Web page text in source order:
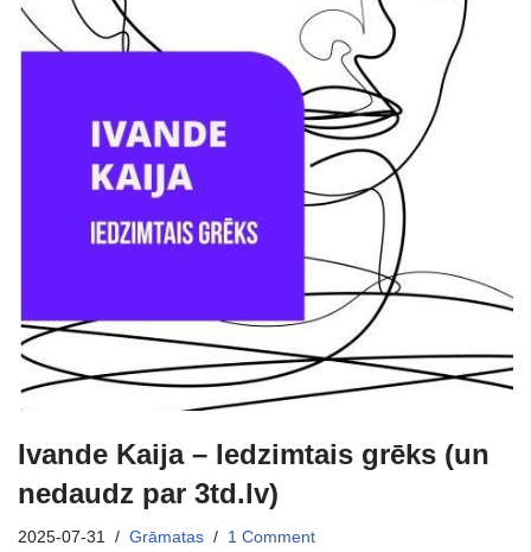
Ivande Kaija – Iedzimtais grēks (un
nedaudz par 3td.lv)
2025-07-31 Grāmatas 1 Comment